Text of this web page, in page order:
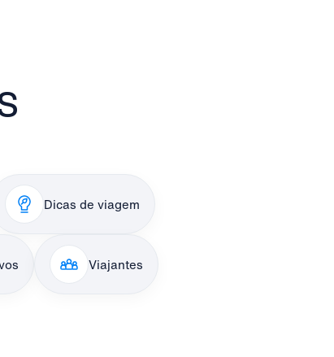
Dicas de viagem
Viajantes